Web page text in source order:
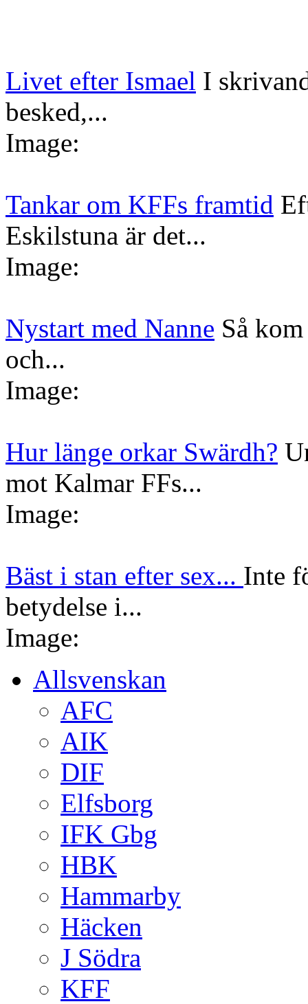
Livet efter Ismael I
besked,...
Image:
Tankar om KFFs framtid
Eskilstuna är det...
Image:
Nystart med Nanne Så
och...
Image:
Hur länge orkar Swärdh?
mot Kalmar FFs...
Image:
Bäst i stan efter sex... Inte
betydelse i...
Image:
Allsvenskan
AFC
AIK
DIF
Elfsborg
IFK Gbg
HBK
Hammarby
Häcken
J Södra
KFF